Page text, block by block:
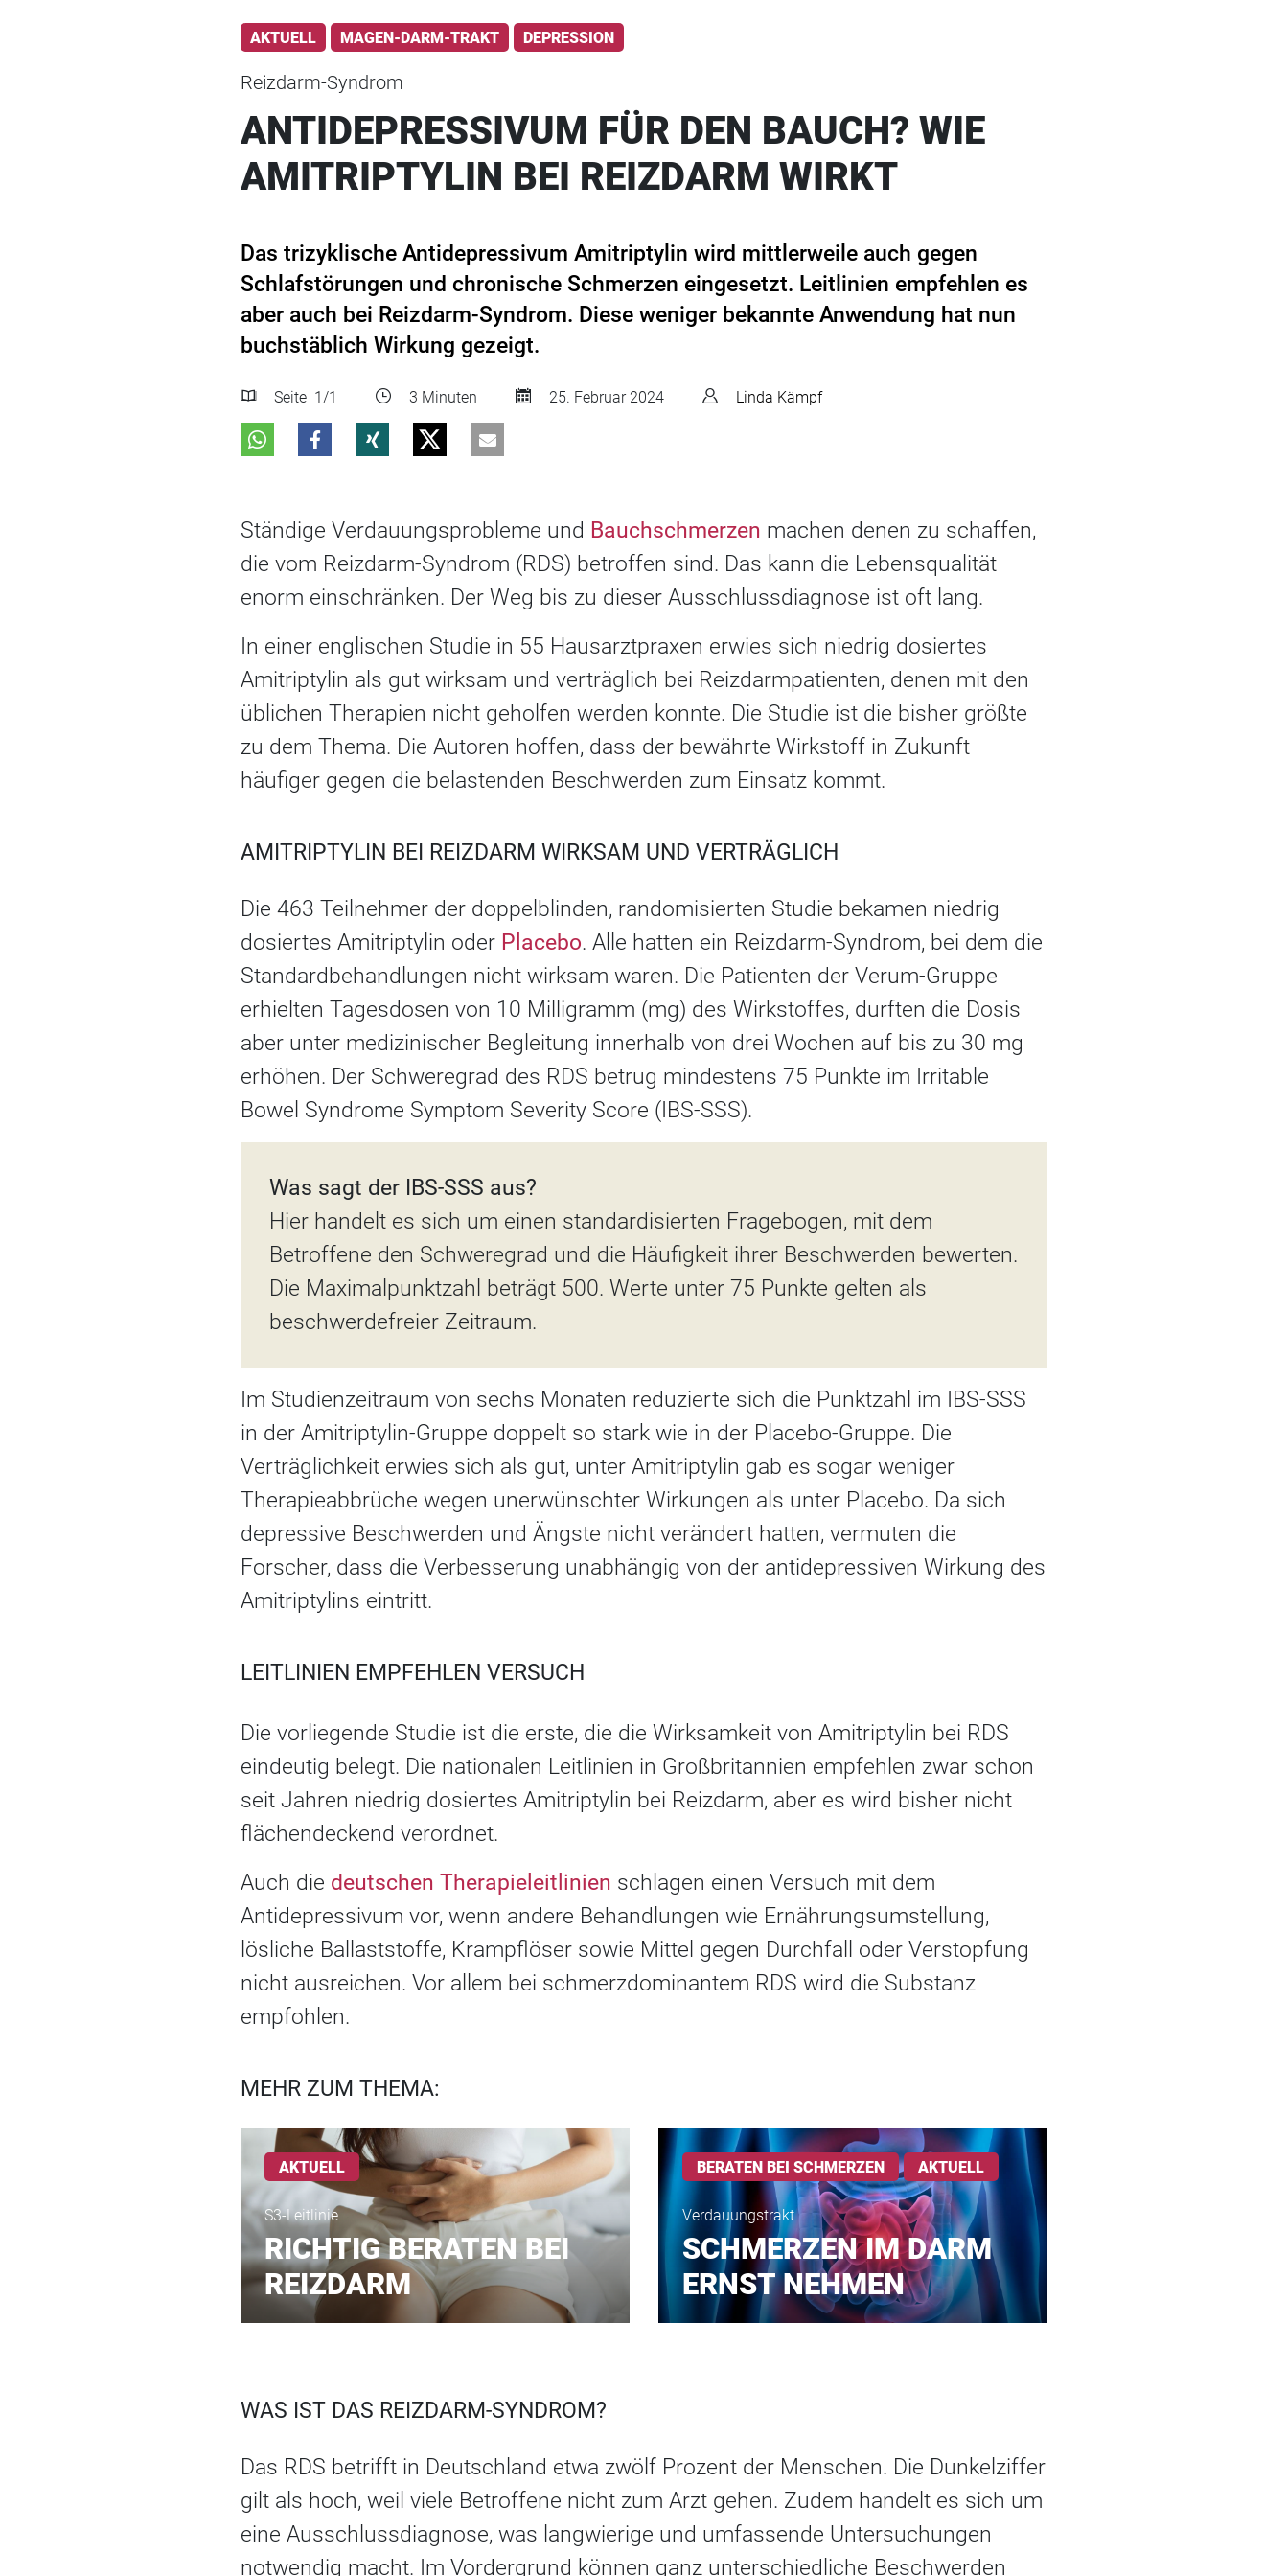
AKTUELL MAGEN-DARM-TRAKT DEPRESSION
Reizdarm-Syndrom
ANTIDEPRESSIVUM FÜR DEN BAUCH? WIE
AMITRIPTYLIN BEI REIZDARM WIRKT
Das trizyklische Antidepressivum Amitriptylin wird mittlerweile auch gegen
Schlafstörungen und chronische Schmerzen eingesetzt. Leitlinien empfehlen es
aber auch bei Reizdarm-Syndrom. Diese weniger bekannte Anwendung hat nun
buchstäblich Wirkung gezeigt.
Seite 1 /1 3 Minuten 25. Februar 2024 Linda Kämpf
Ständige Verdauungsprobleme und Bauchschmerzen machen denen zu schaffen,
die vom Reizdarm-Syndrom (RDS) betroffen sind. Das kann die Lebensqualität
enorm einschränken. Der Weg bis zu dieser Ausschlussdiagnose ist oft lang.
In einer englischen Studie in 55 Hausarztpraxen erwies sich niedrig dosiertes
Amitriptylin als gut wirksam und verträglich bei Reizdarmpatienten, denen mit den
üblichen Therapien nicht geholfen werden konnte. Die Studie ist die bisher größte
zu dem Thema. Die Autoren hoffen, dass der bewährte Wirkstoff in Zukunft
häufiger gegen die belastenden Beschwerden zum Einsatz kommt.
AMITRIPTYLIN BEI REIZDARM WIRKSAM UND VERTRÄGLICH
Die 463 Teilnehmer der doppelblinden, randomisierten Studie bekamen niedrig
dosiertes Amitriptylin oder Placebo. Alle hatten ein Reizdarm-Syndrom, bei dem die
Standardbehandlungen nicht wirksam waren. Die Patienten der Verum-Gruppe
erhielten Tagesdosen von 10 Milligramm (mg) des Wirkstoffes, durften die Dosis
aber unter medizinischer Begleitung innerhalb von drei Wochen auf bis zu 30 mg
erhöhen. Der Schweregrad des RDS betrug mindestens 75 Punkte im Irritable
Bowel Syndrome Symptom Severity Score (IBS-SSS).
Was sagt der IBS-SSS aus?
Hier handelt es sich um einen standardisierten Fragebogen, mit dem
Betroffene den Schweregrad und die Häufigkeit ihrer Beschwerden bewerten.
Die Maximalpunktzahl beträgt 500. Werte unter 75 Punkte gelten als
beschwerdefreier Zeitraum.
Im Studienzeitraum von sechs Monaten reduzierte sich die Punktzahl im IBS-SSS
in der Amitriptylin-Gruppe doppelt so stark wie in der Placebo-Gruppe. Die
Verträglichkeit erwies sich als gut, unter Amitriptylin gab es sogar weniger
Therapieabbrüche wegen unerwünschter Wirkungen als unter Placebo. Da sich
depressive Beschwerden und Ängste nicht verändert hatten, vermuten die
Forscher, dass die Verbesserung unabhängig von der antidepressiven Wirkung des
Amitriptylins eintritt.
LEITLINIEN EMPFEHLEN VERSUCH
Die vorliegende Studie ist die erste, die die Wirksamkeit von Amitriptylin bei RDS
eindeutig belegt. Die nationalen Leitlinien in Großbritannien empfehlen zwar schon
seit Jahren niedrig dosiertes Amitriptylin bei Reizdarm, aber es wird bisher nicht
flächendeckend verordnet.
Auch die deutschen Therapieleitlinien schlagen einen Versuch mit dem
Antidepressivum vor, wenn andere Behandlungen wie Ernährungsumstellung,
lösliche Ballaststoffe, Krampflöser sowie Mittel gegen Durchfall oder Verstopfung
nicht ausreichen. Vor allem bei schmerzdominantem RDS wird die Substanz
empfohlen.
MEHR ZUM THEMA:
AKTUELL
S3-Leitlinie
RICHTIG BERATEN BEI
REIZDARM
BERATEN BEI SCHMERZEN AKTUELL
Verdauungstrakt
SCHMERZEN IM DARM
ERNST NEHMEN
WAS IST DAS REIZDARM-SYNDROM?
Das RDS betrifft in Deutschland etwa zwölf Prozent der Menschen. Die Dunkelziffer
gilt als hoch, weil viele Betroffene nicht zum Arzt gehen. Zudem handelt es sich um
eine Ausschlussdiagnose, was langwierige und umfassende Untersuchungen
notwendig macht. Im Vordergrund können ganz unterschiedliche Beschwerden